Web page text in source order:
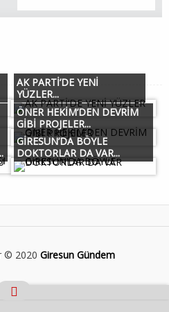
AK PARTİ’DE YENİ
YÜZLER...
ÖNER HEKİM’DEN DEVRİM
GİBİ PROJELER...
GİRESUN’DA BÖYLE
DOKTORLAR DA VAR...
© 2020 Giresun Gündem